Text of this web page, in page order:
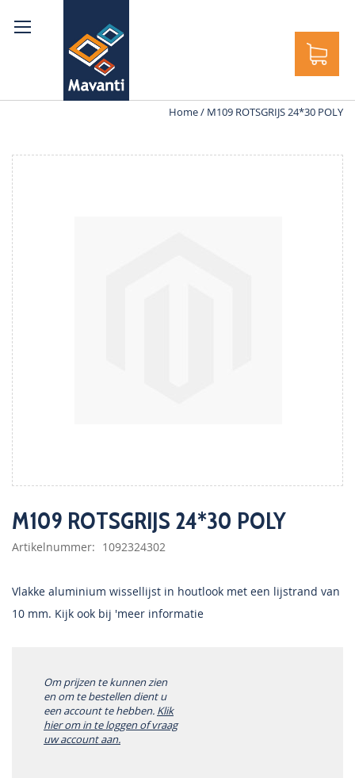
Home M109 ROTSGRIJS 24*30 POLY
M109 ROTSGRIJS 24*30 POLY
Artikelnummer 1092324302
Vlakke aluminium wissellijst in houtlook met een lijstrand van
10 mm. Kijk ook bij 'meer informatie
Om prijzen te kunnen zien
en om te bestellen dient u
een account te hebben. Klik
hier om in te loggen of vraag
uw account aan.
Ga
naar
het
einde
van
de
afbeeldingen-
gallerij
het
van
afbeeldingen-
gallerij